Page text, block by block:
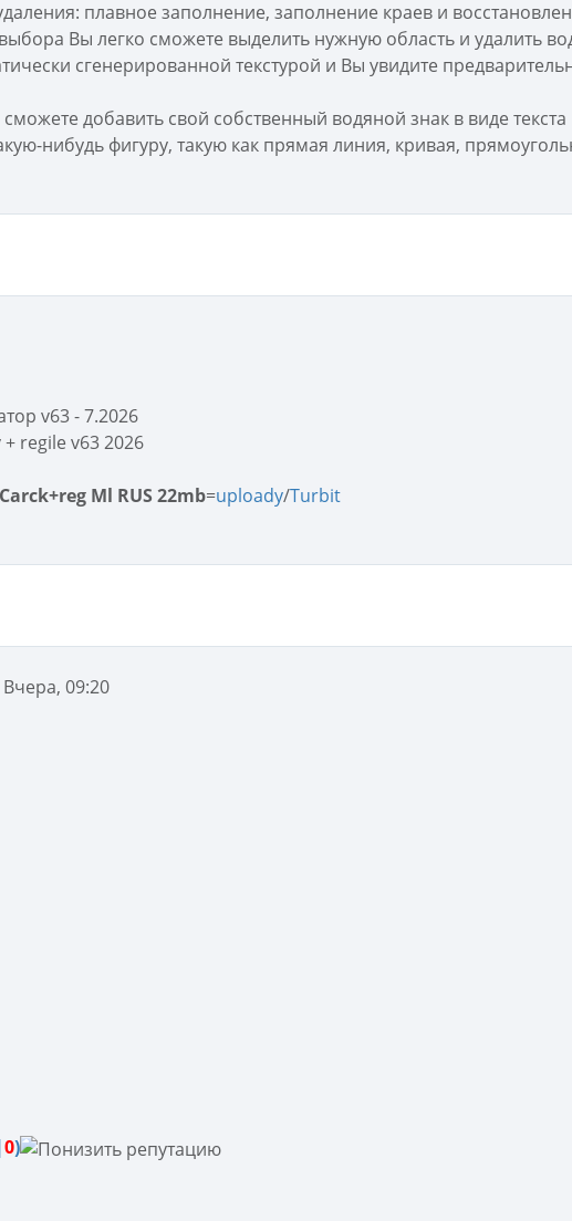
плавное заполнение, заполнение краев и
Вы легко сможете выделить нужную область и удалить
сгенерированной текстурой и Вы увидите
добавить свой собственный водяной знак в виде
нибудь фигуру, такую как прямая линия, кривая,
v63 - 7.2026
regile v63 2026
Ml RUS 22mb=uploady/Turbit
Вчера, 09:20
0)